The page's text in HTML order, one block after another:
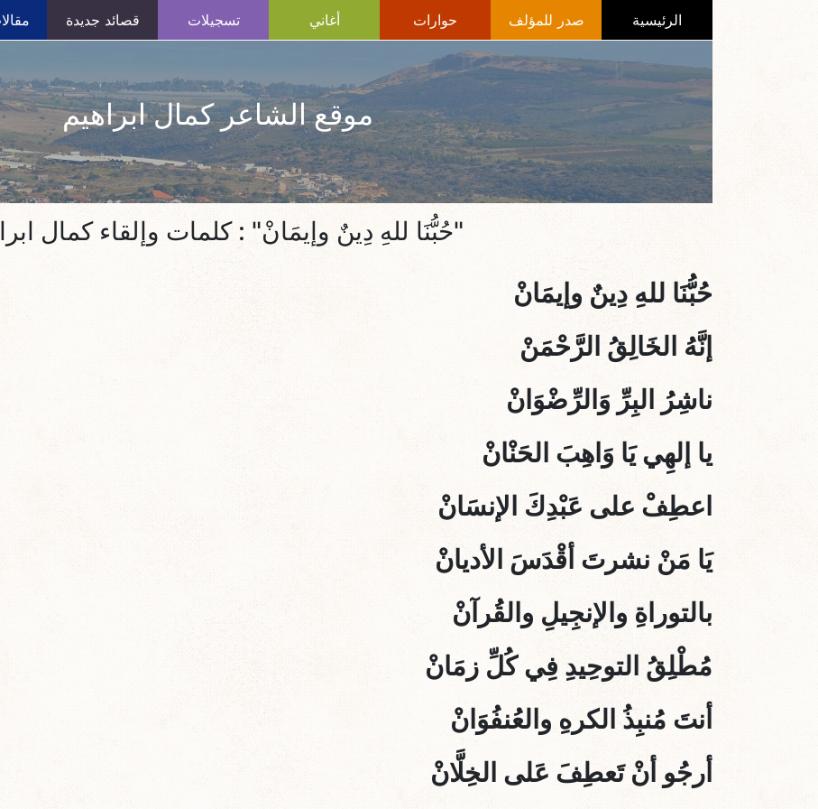
الرئيسية صدر للمؤلف حوارات أغاني تسجيلات قصائد جديدة
موقع الشاعر كمال ابراهيم
"حُبُّنَا للهِ دِينٌ وإيمَانْ" : كلمات وإلقاء كمال
حُبُّنَا للهِ دِينٌ وإيمَانْ
إنَّهُ الخَالِقُ الرَّحْمَنْ
ناشِرُ البِرِّ وَالرِّضْوَانْ
يا إلهِي يَا وَاهِبَ الحَنْانْ
اعطِفْ على عَبْدِكَ الإنسَانْ
يَا مَنْ نشرتَ أقْدَسَ الأديانْ
بالتوراةِ والإنجِيلِ والقُرآنْ
مُطْلِقُ التوحِيدِ فِي كُلِّ زمَانْ
أنتَ مُنبِذُ الكرهِ والعُنفُوَانْ
أرجُو أنْ تَعطِفَ عَلى الخِلَّانْ